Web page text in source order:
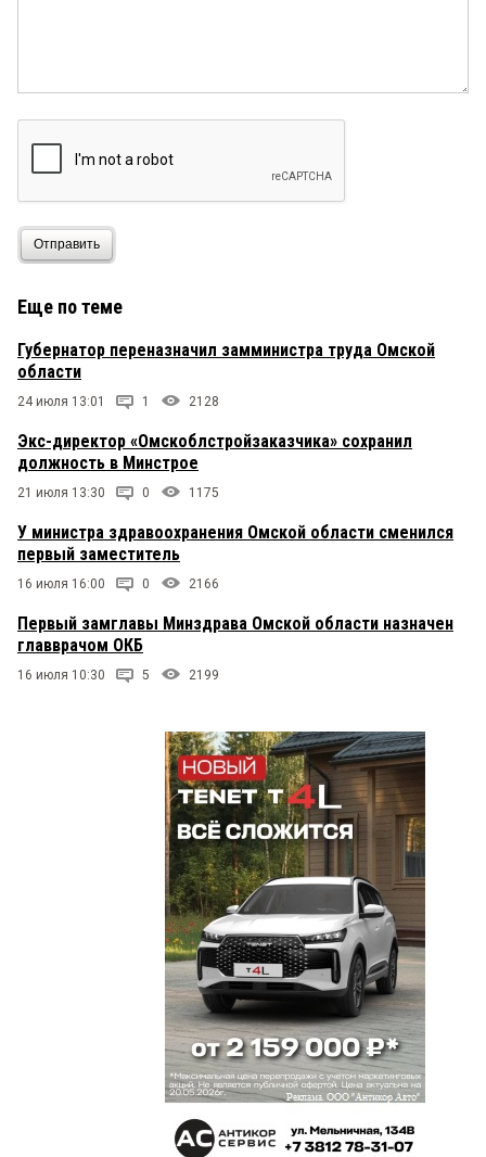
Отправить
Еще по теме
Губернатор переназначил замминистра труда Омской
области
24 июля 13:01 1 2128
Экс-директор «Омскоблстройзаказчика» сохранил
должность в Минстрое
21 июля 13:30 0 1175
У министра здравоохранения Омской области сменился
первый заместитель
16 июля 16:00 0 2166
Первый замглавы Минздрава Омской области назначен
главврачом ОКБ
16 июля 10:30 5 2199